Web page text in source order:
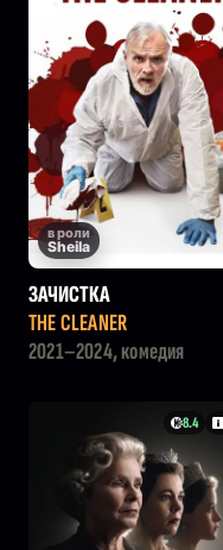
в роли
Sheila
ЗАЧИСТКА
THE CLEANER
2021–2024, комедия
8.4